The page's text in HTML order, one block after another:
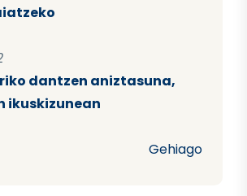
dantzen aniztasuna,
ikuskizunean
Gehiago